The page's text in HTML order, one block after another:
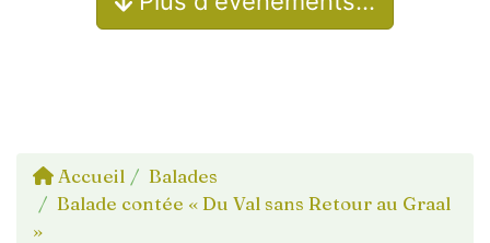
Accueil
Balades
Balade contée « Du Val sans Retour au Graal
»